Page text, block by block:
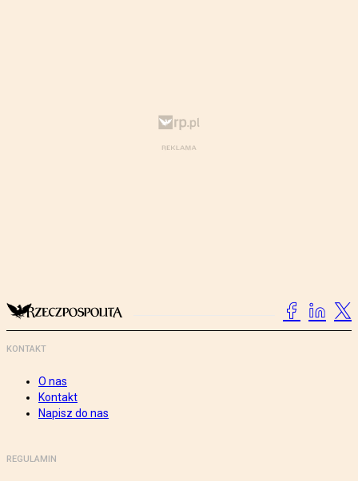
KONTAKT
O nas
Kontakt
Napisz do nas
REGULAMIN